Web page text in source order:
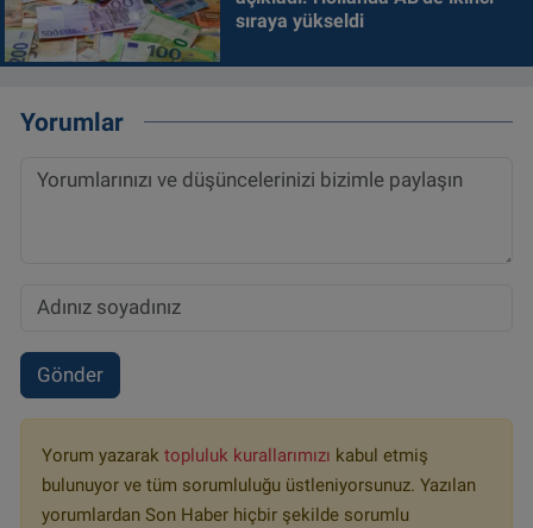
sıraya yükseldi
Yorumlar
Gönder
Yorum yazarak topluluk kurallarımızı kabul etmiş
bulunuyor ve tüm sorumluluğu üstleniyorsunuz. Yazılan
yorumlardan Son Haber hiçbir şekilde sorumlu